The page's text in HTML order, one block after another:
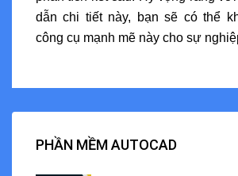
dẫn chi tiết này, bạn sẽ có thể
công cụ mạnh mẽ này cho sự
PHẦN MỀM AUTOCAD